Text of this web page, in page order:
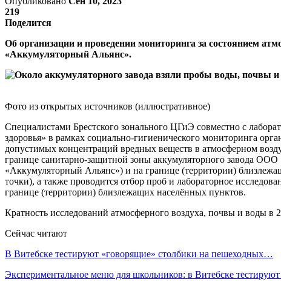
219
Поделится
Об организации и проведении мониторинга за состоянием
«Аккумуляторный Альянс».
Фото из открытых источников (иллюстративное)
Специалистами Брестского зонального ЦГиЭ совместно с
здоровья» в рамках социально-гигиенического мониторинга
допустимых концентраций вредных веществ в атмосферном
границе санитарно-защитной зоны аккумуляторного завода
«Аккумуляторный Альянс») и на границе (территории)
точки), а также проводится отбор проб и лабораторное
границе (территории) близлежащих населённых пунктов.
Кратность исследований атмосферного воздуха, почвы и воды в
Сейчас читают
В Витебске тестируют «говорящие» столбики на пешеходных…
Экспериментальное меню для школьников: в Витебске